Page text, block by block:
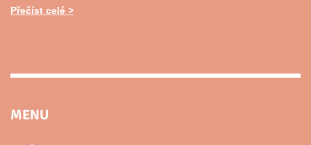
Přečíst celé
MENU